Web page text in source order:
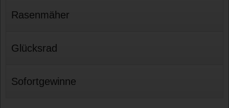
Rasenmäher
Glücksrad
Sofortgewinne